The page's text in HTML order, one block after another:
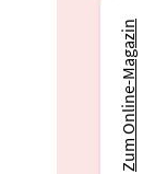
Zum Online-Magazin